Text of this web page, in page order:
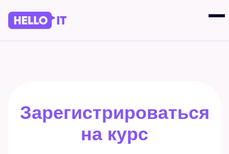
Зарегистрироваться
на курс